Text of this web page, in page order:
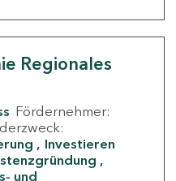
Regionales
Fördernehmer:
Investieren
und